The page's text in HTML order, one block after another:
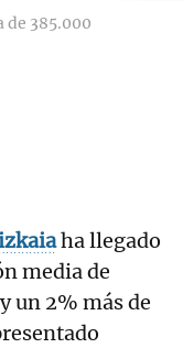
de 385.000
ha llegado
media de
un 2% más de